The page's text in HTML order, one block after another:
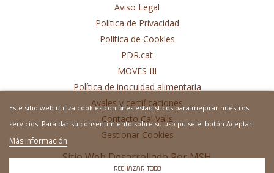
Aviso Legal
Política de Privacidad
Política de Cookies
PDR.cat
MOVES III
Política de inocuidad alimentaria
Avales y certificaciones
Contacto Cal Valls
Gestionar Cookies
Sitio Web Desarrollado PorMSH
Este sitio web utiliza cookies con fines estadisticos para mejorar nuestros
servicios. Para dar su consentimiento sobre su uso pulse el botón Aceptar.
Más información
RECHAZAR TODO